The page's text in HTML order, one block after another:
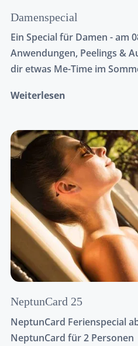
Damenspecial
Ein Special für Damen - am
Anwendungen, Peelings &
dir etwas Me-Time im
Weiterlesen
NeptunCard 25
NeptunCard Ferienspecial
NeptunCard für 2 Personen